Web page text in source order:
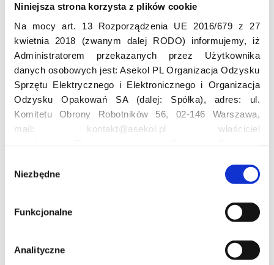
Niniejsza strona korzysta z plików cookie
Na mocy art. 13 Rozporządzenia UE 2016/679 z 27
kwietnia 2018 (zwanym dalej RODO) informujemy, iż
Administratorem przekazanych przez Użytkownika
danych osobowych jest: Asekol PL Organizacja Odzysku
Sprzętu Elektrycznego i Elektronicznego i Organizacja
Odzysku Opakowań SA (dalej: Spółka), adres: ul.
Komitetu Obrony Robotników 56, 02-146 Warszawa,
mail: kontakt@asekol.pl właściciel
Asekolove. Administrator przetwarza następujące dane
osobowe Użytkowników: imię, nazwisko, adres e-mail,
numer telefonu, miasto, preferencje Użytkownika,
lokalizacja, obszar zainteresowania, dane przetwarzane
reklamowy Użytkownika, lokalizacja, identyfikator
urządzenia, data i godzina korzystania z serwisu, dane
Niezbędne
Funkcjonalne
Analityczne
Odwiedź nas
Edukacja
Projekt edukacyjny F(RE)Ecykling – FREEducation
Profesjonalna i Bezpieczna Utylizacja Elektroodpadów